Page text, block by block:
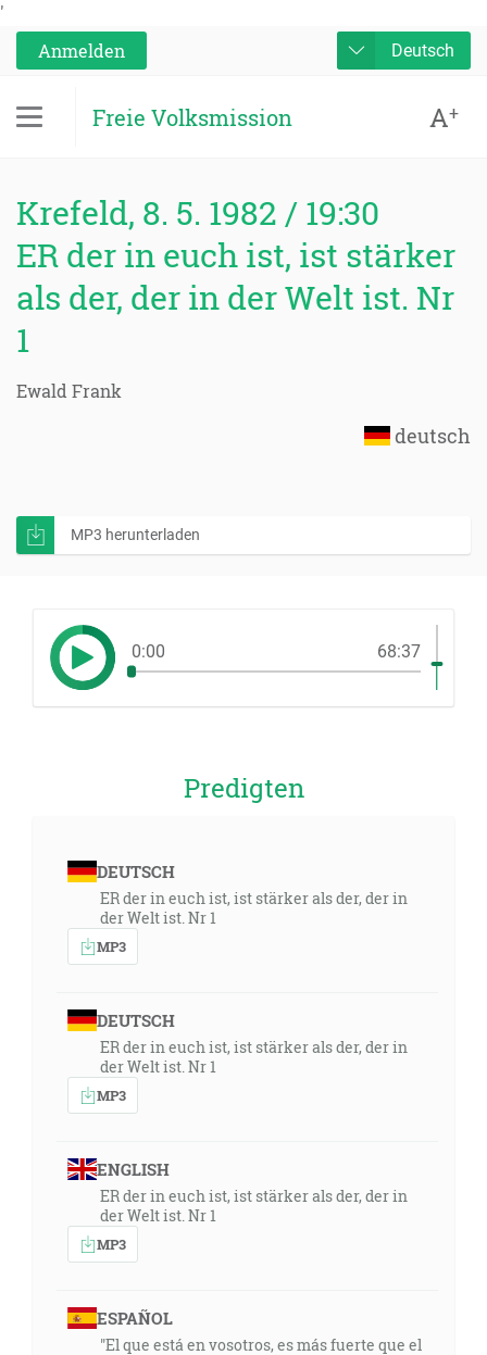
'
Anmelden
Deutsch
Freie Volksmission A+
Krefeld, 8. 5. 1982 / 19:30
ER der in euch ist, ist stärker
als der, der in der Welt ist. Nr
1
Ewald Frank
deutsch
MP3 herunterladen
0:00 68:37
Predigten
DEUTSCH
ER der in euch ist, ist stärker als der, der in
der Welt ist. Nr 1
MP3
DEUTSCH
ER der in euch ist, ist stärker als der, der in
der Welt ist. Nr 1
MP3
ENGLISH
ER der in euch ist, ist stärker als der, der in
der Welt ist. Nr 1
MP3
ESPAÑOL
"El que está en vosotros, es más fuerte que el